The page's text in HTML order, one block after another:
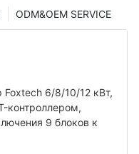
ODM&OEM SERVICE